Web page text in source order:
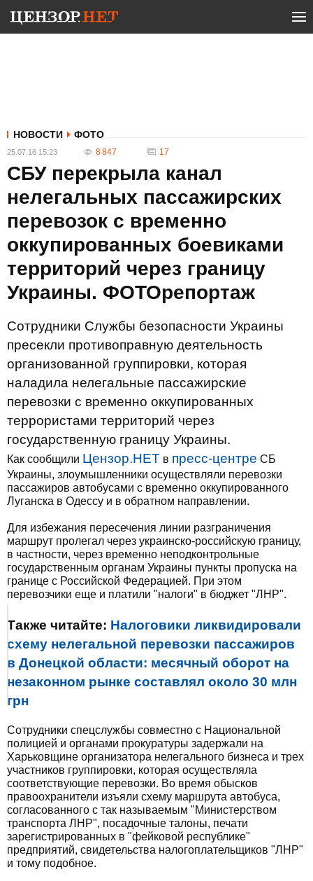
НОВОСТИ ФОТО
25.07.16 15:23 8 847 17
СБУ перекрыла канал
нелегальных пассажирских
перевозок с временно
оккупированных боевиками
территорий через границу
Украины. ФОТОрепортаж
Сотрудники Службы безопасности Украины
пресекли противоправную деятельность
организованной группировки, которая
наладила нелегальные пассажирские
перевозки с временно оккупированных
террористами территорий через
государственную границу Украины.
Как сообщили Цензор.НЕТ в пресс-центре СБ
Украины, злоумышленники осуществляли перевозки
пассажиров автобусами с временно оккупированного
Луганска в Одессу и в обратном направлении.
Для избежания пересечения линии разграничения
маршрут пролегал через украинско-российскую границу,
в частности, через временно неподконтрольные
государственным органам Украины пункты пропуска на
границе с Российской Федерацией. При этом
перевозчики еще и платили "налоги" в бюджет "ЛНР".
Также читайте: Налоговики ликвидировали
схему нелегальной перевозки пассажиров
в Донецкой области: месячный оборот на
незаконном рынке составлял около 30 млн
грн
Сотрудники спецслужбы совместно с Национальной
полицией и органами прокуратуры задержали на
Харьковщине организатора нелегального бизнеса и трех
участников группировки, которая осуществляла
соответствующие перевозки. Во время обысков
правоохранители изъяли схему маршрута автобуса,
согласованного с так называемым "Министерством
транспорта ЛНР", посадочные талоны, печати
зарегистрированных в "фейковой республике"
предприятий, свидетельства налогоплательщиков "ЛНР"
и тому подобное.